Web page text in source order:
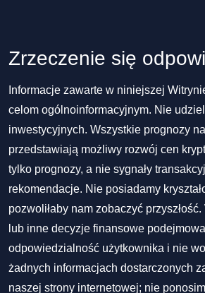
Zrzeczenie się
Informacje zawarte w niniejszej
celom ogólnoinformacyjnym. Nie
inwestycyjnych. Wszystkie prognozy
przedstawiają możliwy rozwój cen
tylko prognozy, a nie sygnały
rekomendacje. Nie posiadamy
pozwoliłaby nam zobaczyć
lub inne decyzje finansowe
odpowiedzialność użytkownika i nie
żadnych informacjach dostarczonych
naszej strony internetowej; nie